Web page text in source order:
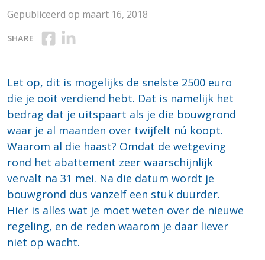
Gepubliceerd op maart 16, 2018
SHARE Deel op Facebook
Deel op Linkedin
Let op, dit is mogelijks de snelste 2500 euro
die je ooit verdiend hebt. Dat is namelijk het
bedrag dat je uitspaart als je die bouwgrond
waar je al maanden over twijfelt nú koopt.
Waarom al die haast? Omdat de wetgeving
rond het abattement zeer waarschijnlijk
vervalt na 31 mei. Na die datum wordt je
bouwgrond dus vanzelf een stuk duurder.
Hier is alles wat je moet weten over de nieuwe
regeling, en de reden waarom je daar liever
niet op wacht.